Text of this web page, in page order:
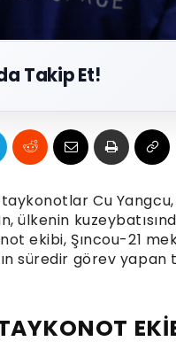
Takip Et!
Cu
ülkenin
ekibi, Şıncou-21
süredir görev